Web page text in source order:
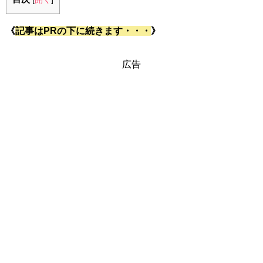
《記事はPRの下に続きます・・・ 》
広告